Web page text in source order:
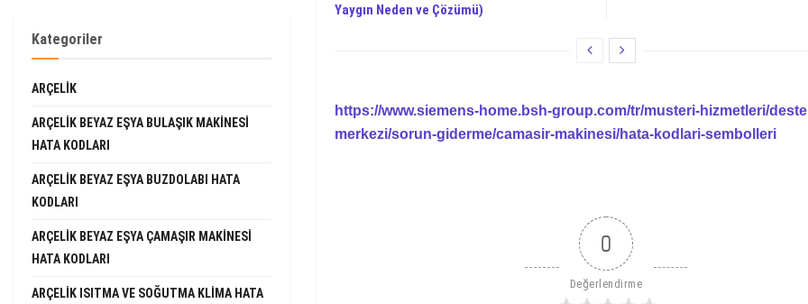
Yaygın Neden ve Çözümü)
https://www.siemens-home.bsh-group.com/tr/musteri-hizmetleri/
merkezi/sorun-giderme/camasir-makinesi/hata-kodlari-sembolleri
0
Değerlendirme
Kategoriler
ARÇELIK
ARÇELIK BEYAZ EŞYA BULAŞIK MAKINESI
HATA KODLARI
ARÇELIK BEYAZ EŞYA BUZDOLABI HATA
KODLARI
ARÇELIK BEYAZ EŞYA ÇAMAŞIR MAKINESI
HATA KODLARI
ARÇELIK ISITMA VE SOĞUTMA KLIMA HATA